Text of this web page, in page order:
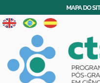
MAPA DO